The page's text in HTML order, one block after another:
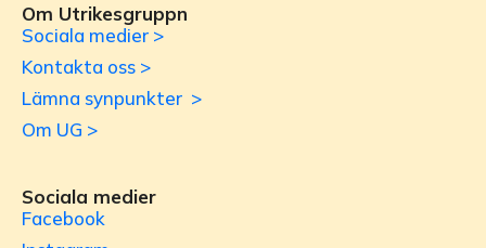
Om Utrikesgruppn
Sociala medier >
Kontakta oss >
Lämna synpunkter >
Om UG >
Sociala medier
Facebook